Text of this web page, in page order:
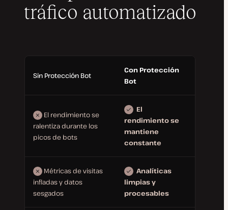
tráfico automatizado
Sin Protección Bot
Con Protección
Bot
El rendimiento se
ralentiza durante los
picos de bots
El
rendimiento se
mantiene
constante
Métricas de visitas
infladas y datos
sesgados
Analíticas
limpias y
procesables